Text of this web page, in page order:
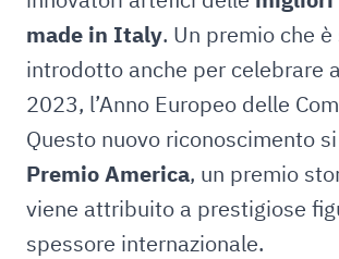
made in Italy. Un premio che
introdotto anche per celebrare
2023, l’Anno Europeo delle
Questo nuovo riconoscimento
Premio America, un premio
viene attribuito a prestigiose
spessore internazionale.